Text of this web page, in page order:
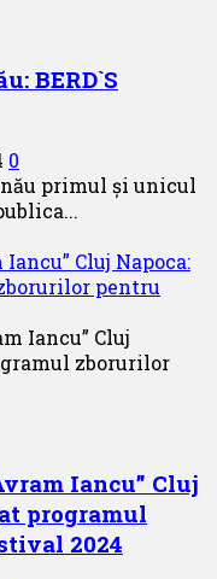
BERD`S
0
primul și unicul
Cluj Napoca:
pentru
Iancu” Cluj
programul
2024